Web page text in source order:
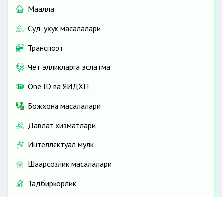
Маҳалла
Суд-ҳуқуқ масалалари
Транспорт
Чет элликларга эслатма
One ID ва ЯИДХП
Божхона масалалари
Давлат хизматлари
Интеллектуал мулк
Шаҳарсозлик масалалари
Тадбиркорлик